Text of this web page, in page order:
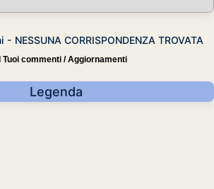
NESSUNA CORRISPONDENZA TROVATA
I Tuoi commenti / Aggiornamenti
Legenda